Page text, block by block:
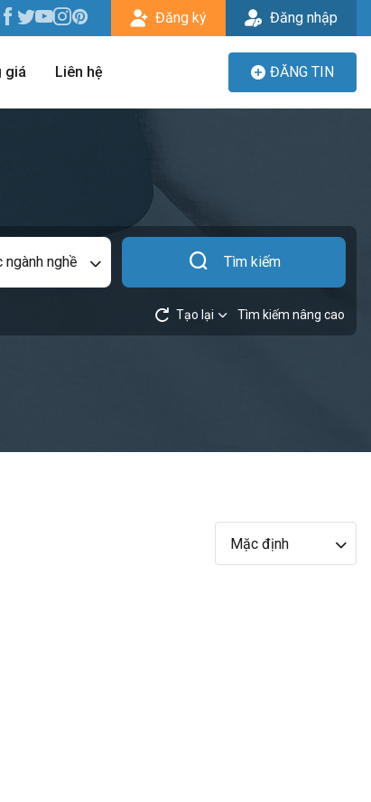
Đăng ký Đăng nhập
giá Liên hệ ĐĂNG TIN
ngành nghề Tìm kiếm
Tạo lại Tìm kiếm nâng cao
Mặc định